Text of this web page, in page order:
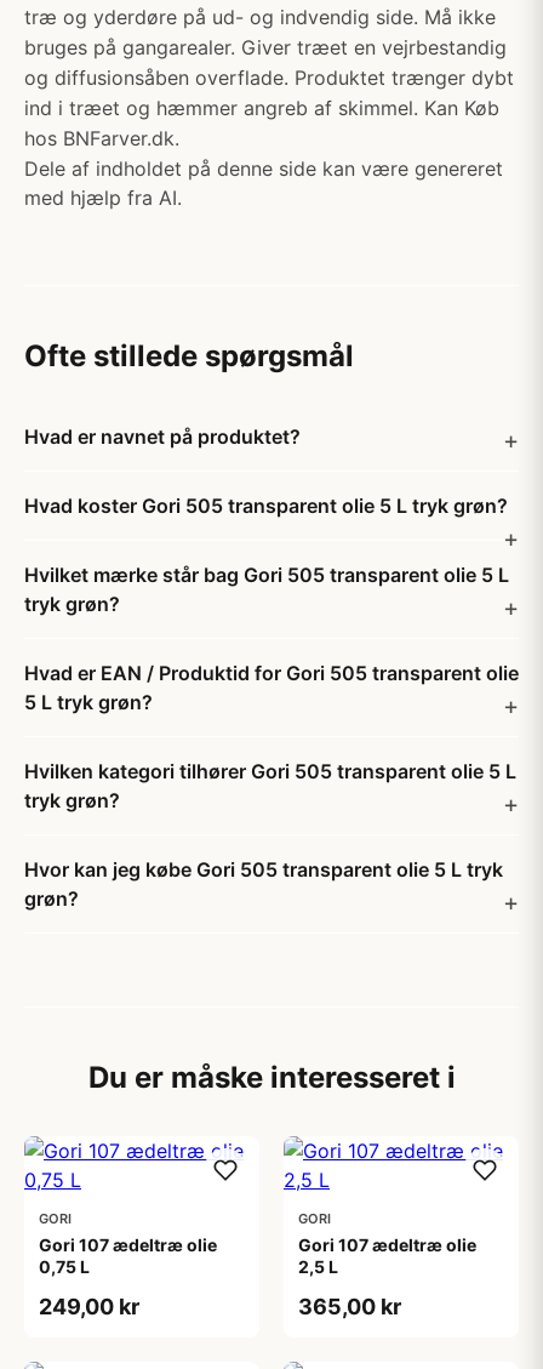
træ og yderdøre på ud- og indvendig side. Må ikke
bruges på gangarealer. Giver træet en vejrbestandig
og diffusionsåben overflade. Produktet trænger dybt
ind i træet og hæmmer angreb af skimmel. Kan Køb
hos BNFarver.dk.
Dele af indholdet på denne side kan være genereret
med hjælp fra AI.
Ofte stillede spørgsmål
Hvad er navnet på produktet?
Hvad koster Gori 505 transparent olie 5 L tryk grøn?
Hvilket mærke står bag Gori 505 transparent olie 5 L
tryk grøn?
Hvad er EAN / Produktid for Gori 505 transparent olie
5 L tryk grøn?
Hvilken kategori tilhører Gori 505 transparent olie 5 L
tryk grøn?
Hvor kan jeg købe Gori 505 transparent olie 5 L tryk
grøn?
Du er måske interesseret i
GORI
Gori 107 ædeltræ olie
0,75 L
249,00 kr
GORI
Gori 107 ædeltræ olie
2,5 L
365,00 kr